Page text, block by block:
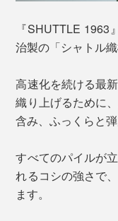
『SHUTTLE
治製の「シャトル
高速化を続ける最
織り上げるために
含み、ふっくらと
すべてのパイルが
れるコシの強さで
ます。